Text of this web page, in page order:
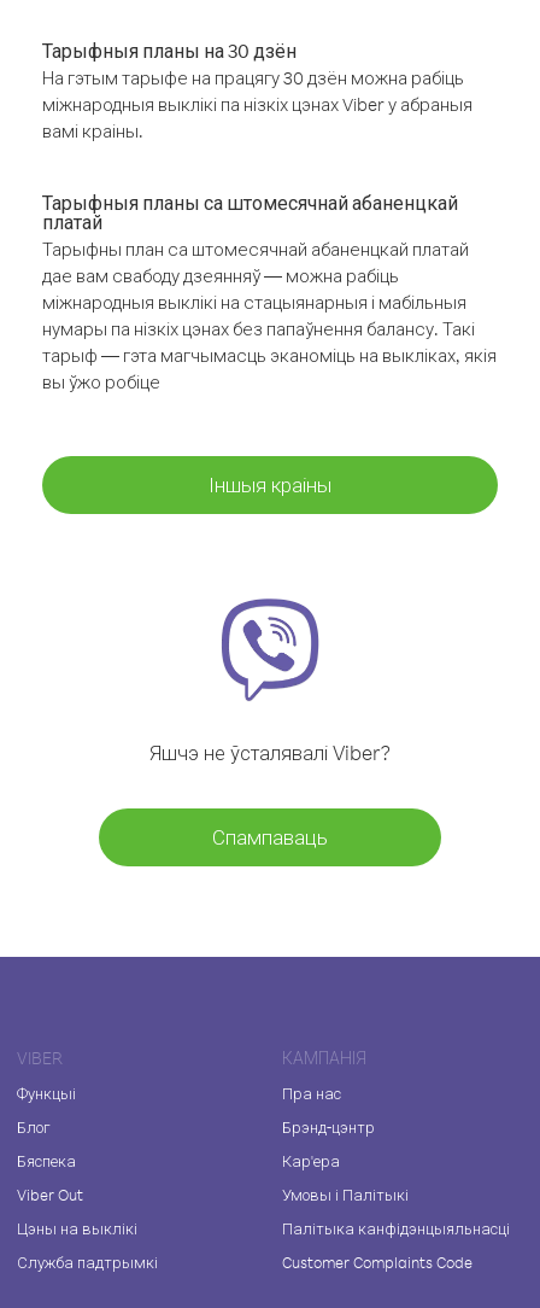
Тарыфныя планы на 30 дзён
На гэтым тарыфе на працягу 30 дзён можна рабіць
міжнародныя выклікі па нізкіх цэнах Viber у абраныя
вамі краіны.
Тарыфныя планы са штомесячнай абаненцкай
платай
Тарыфны план са штомесячнай абаненцкай платай
дае вам свабоду дзеянняў — можна рабіць
міжнародныя выклікі на стацыянарныя і мабільныя
нумары па нізкіх цэнах без папаўнення балансу. Такі
тарыф — гэта магчымасць эканоміць на выкліках, якія
вы ўжо робіце
Іншыя краіны
Яшчэ не ўсталявалі Viber?
Спампаваць
VIBER
Функцыі
Блог
Бяспека
Viber Out
Цэны на выклікі
Служба падтрымкі
КАМПАНІЯ
Пра нас
Брэнд-цэнтр
Кар'ера
Умовы і Палітыкі
Палітыка канфідэнцыяльнасці
Customer Complaints Code